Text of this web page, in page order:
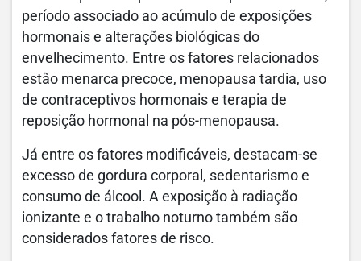
período associado ao acúmulo de exposições
hormonais e alterações biológicas do
envelhecimento. Entre os fatores relacionados
estão menarca precoce, menopausa tardia, uso
de contraceptivos hormonais e terapia de
reposição hormonal na pós-menopausa.
Já entre os fatores modificáveis, destacam-se
excesso de gordura corporal, sedentarismo e
consumo de álcool. A exposição à radiação
ionizante e o trabalho noturno também são
considerados fatores de risco.